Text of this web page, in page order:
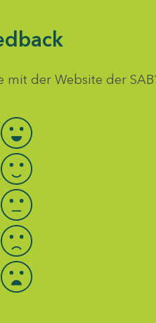
mit der Website der
auswählen